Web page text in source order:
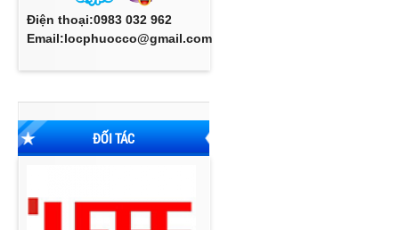
Điện thoại:0983 032 962
Email:locphuocco@gmail.com
ĐỐI TÁC